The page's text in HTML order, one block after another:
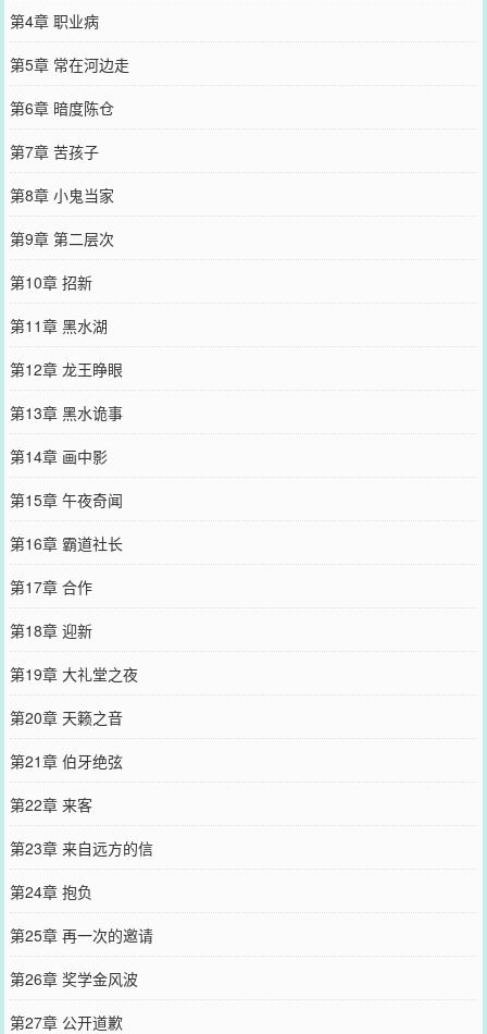
第4章 职业病
第5章 常在河边走
第6章 暗度陈仓
第7章 苦孩子
第8章 小鬼当家
第9章 第二层次
第10章 招新
第11章 黑水湖
第12章 龙王睁眼
第13章 黑水诡事
第14章 画中影
第15章 午夜奇闻
第16章 霸道社长
第17章 合作
第18章 迎新
第19章 大礼堂之夜
第20章 天籁之音
第21章 伯牙绝弦
第22章 来客
第23章 来自远方的信
第24章 抱负
第25章 再一次的邀请
第26章 奖学金风波
第27章 公开道歉